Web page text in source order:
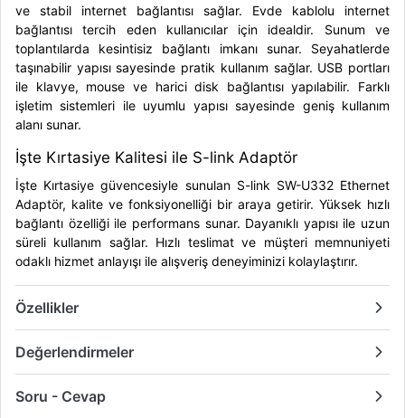
ve stabil internet bağlantısı sağlar. Evde kablolu internet
bağlantısı tercih eden kullanıcılar için idealdir. Sunum ve
toplantılarda kesintisiz bağlantı imkanı sunar. Seyahatlerde
taşınabilir yapısı sayesinde pratik kullanım sağlar. USB portları
ile klavye, mouse ve harici disk bağlantısı yapılabilir. Farklı
işletim sistemleri ile uyumlu yapısı sayesinde geniş kullanım
alanı sunar.
İşte Kırtasiye Kalitesi ile S-link Adaptör
İşte Kırtasiye güvencesiyle sunulan S-link SW-U332 Ethernet
Adaptör, kalite ve fonksiyonelliği bir araya getirir. Yüksek hızlı
bağlantı özelliği ile performans sunar. Dayanıklı yapısı ile uzun
süreli kullanım sağlar. Hızlı teslimat ve müşteri memnuniyeti
odaklı hizmet anlayışı ile alışveriş deneyiminizi kolaylaştırır.
Özellikler
Değerlendirmeler
Soru - Cevap